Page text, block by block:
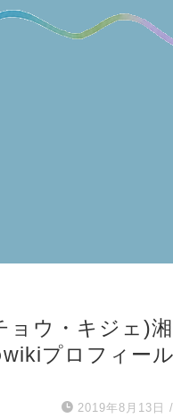
ョウ・キジェ)
プロフィー
2019年8月13日 /